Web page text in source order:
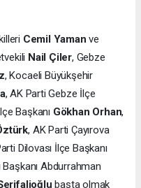
Cemil Yaman ve
Nail Çiler, Gebze
, Kocaeli Büyükşehir
, AK Parti Gebze İlçe
Başkanı Gökhan Orhan,
, AK Parti Çayırova
Dilovası İlçe Başkanı
Abdurrahman
başta olmak